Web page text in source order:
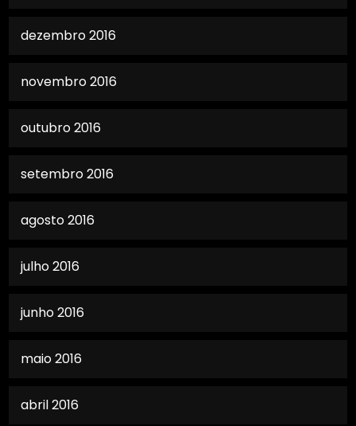
dezembro 2016
novembro 2016
outubro 2016
setembro 2016
agosto 2016
julho 2016
junho 2016
maio 2016
abril 2016